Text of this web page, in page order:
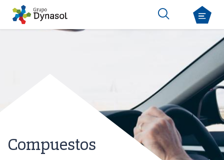
Compuestos